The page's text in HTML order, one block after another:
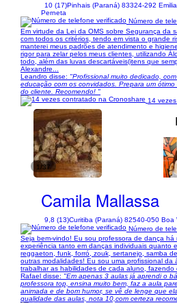
10 (17)Pinhais (Paraná) 83324-292
Perneta
Número de
Em virtude da Lei da OMS sobre Segurança da
com todos os critérios, tendo em vista o grande
manterei meus padrões de atendimento e
rigor para zelar pelos meus clientes, utilizando
todo, além das luvas descartáveis(itens que
Alexandre...
Leandro disse: "Profissional muito dedicado,
educação com os convidados. Prepara um
do cliente. Recomendo! "
14
1/37
Camila Mallassa
9,8 (13)Curitiba (Paraná) 82540-050 Boa
Número de
Seja bem-vindo! Eu sou professora de dança
experiência tanto em danças individuais quanto
reggaeton, funk, forró, zouk, sertanejo, samba
outras modalidades! Eu sou uma profissional da
trabalhar as habilidades de cada aluno, fazendo
Rafael disse: "Em apenas 3 aulas já aprendi o
professora top, ensina muito bem, faz a aula
animada e de bom humor, se vê de lenge que
qualidade das aulas, nota 10,com certeza